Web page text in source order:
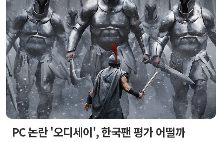
PC 논란 '오디세이', 한국팬 평가 어떨까